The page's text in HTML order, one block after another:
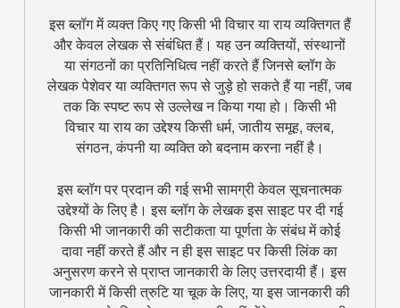
इस ब्लॉग में व्यक्त किए गए किसी भी विचार या राय व्यक्तिगत हैं
और केवल लेखक से संबंधित हैं। यह उन व्यक्तियों, संस्थानों
या संगठनों का प्रतिनिधित्व नहीं करते हैं जिनसे ब्लॉग के
लेखक पेशेवर या व्यक्तिगत रूप से जुड़े हो सकते हैं या नहीं, जब
तक कि स्पष्ट रूप से उल्लेख न किया गया हो। किसी भी
विचार या राय का उद्देश्य किसी धर्म, जातीय समूह, क्लब,
संगठन, कंपनी या व्यक्ति को बदनाम करना नहीं है।
इस ब्लॉग पर प्रदान की गई सभी सामग्री केवल सूचनात्मक
उद्देश्यों के लिए है। इस ब्लॉग के लेखक इस साइट पर दी गई
किसी भी जानकारी की सटीकता या पूर्णता के संबंध में कोई
दावा नहीं करते हैं और न ही इस साइट पर किसी लिंक का
अनुसरण करने से प्राप्त जानकारी के लिए उत्तरदायी हैं। इस
जानकारी में किसी त्रुटि या चूक के लिए, या इस जानकारी की